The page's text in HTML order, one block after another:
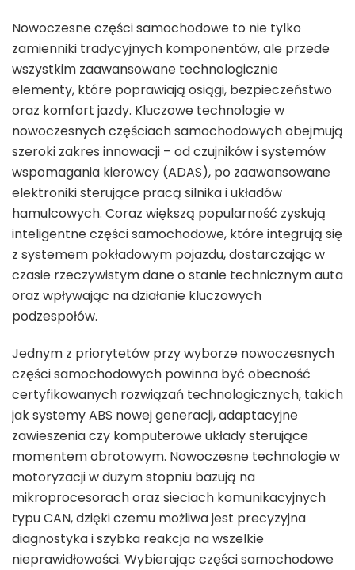
Nowoczesne części samochodowe to nie tylko
zamienniki tradycyjnych komponentów, ale przede
wszystkim zaawansowane technologicznie
elementy, które poprawiają osiągi, bezpieczeństwo
oraz komfort jazdy. Kluczowe technologie w
nowoczesnych częściach samochodowych obejmują
szeroki zakres innowacji – od czujników i systemów
wspomagania kierowcy (ADAS), po zaawansowane
elektroniki sterujące pracą silnika i układów
hamulcowych. Coraz większą popularność zyskują
inteligentne części samochodowe, które integrują się
z systemem pokładowym pojazdu, dostarczając w
czasie rzeczywistym dane o stanie technicznym auta
oraz wpływając na działanie kluczowych
podzespołów.
Jednym z priorytetów przy wyborze nowoczesnych
części samochodowych powinna być obecność
certyfikowanych rozwiązań technologicznych, takich
jak systemy ABS nowej generacji, adaptacyjne
zawieszenia czy komputerowe układy sterujące
momentem obrotowym. Nowoczesne technologie w
motoryzacji w dużym stopniu bazują na
mikroprocesorach oraz sieciach komunikacyjnych
typu CAN, dzięki czemu możliwa jest precyzyjna
diagnostyka i szybka reakcja na wszelkie
nieprawidłowości. Wybierając części samochodowe